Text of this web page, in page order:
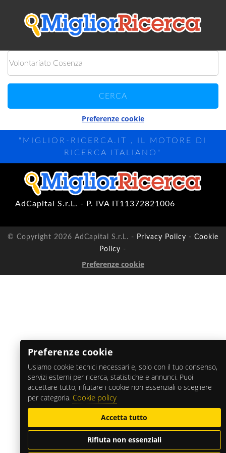
Preferenze cookie
"MIGLIOR-RICERCA.IT , IL MOTORE DI
RICERCA ITALIANO"
AdCapital S.r.L. - P. IVA IT11372821006
© Copyright 2026 AdCapital S.r.L. - Privacy Policy - Cookie
Policy -
Preferenze cookie
Preferenze cookie
Usiamo cookie tecnici necessari e, solo con il tuo consenso,
servizi esterni per ricerca, statistiche e annunci. Puoi
accettare tutto, rifiutare i cookie non essenziali o scegliere
per categoria. Cookie policy
Accetta tutto
Rifiuta non essenziali